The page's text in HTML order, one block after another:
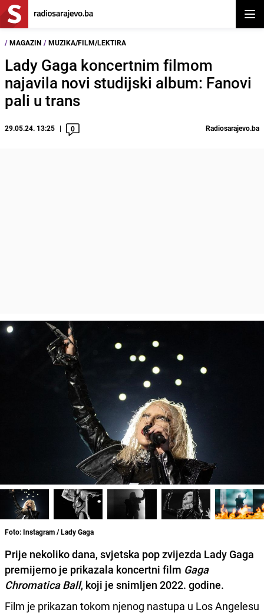
/ MAGAZIN / MUZIKA/FILM/LEKTIRA
Lady Gaga koncertnim filmom
najavila novi studijski album: Fanovi
pali u trans
29.05.24. 13:25 0 Radiosarajevo.ba
Foto: Instagram / Lady Gaga
Prije nekoliko dana, svjetska pop zvijezda Lady Gaga
premijerno je prikazala koncertni film Gaga
Chromatica Ball, koji je snimljen 2022. godine.
Film je prikazan tokom njenog nastupa u Los Angelesu